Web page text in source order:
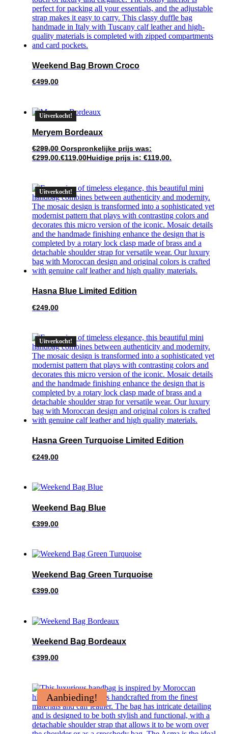
Weekend Bag Brown Croco
€499,00
Uitverkocht!
Meryem Bordeaux
€299,00 Oorspronkelijke prijs was:
€299,00.€119,00Huidige prijs is: €119,00.
Uitverkocht!
Hasna Blue Limited Edition
€249,00
Uitverkocht!
Hasna Green Turquoise Limited Edition
€249,00
Weekend Bag Blue
€399,00
Weekend Bag Green Turquoise
€399,00
Weekend Bag Bordeaux
€399,00
Aanbieding!